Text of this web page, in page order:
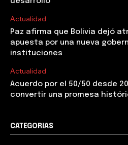
Actualidad
Paz afirma que Bolivia dejó
apuesta por una nueva
instituciones
Actualidad
Acuerdo por el 50/50 desde
convertir una promesa
CATEGORIAS